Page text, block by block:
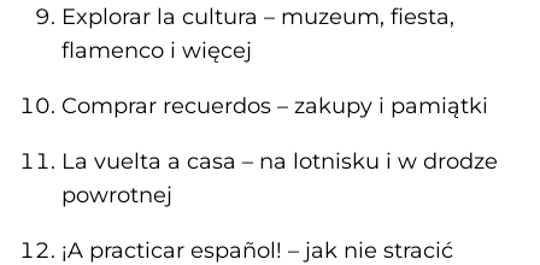
Explorar la cultura – muzeum, fiesta,
flamenco i więcej
Comprar recuerdos – zakupy i pamiątki
La vuelta a casa – na lotnisku i w drodze
powrotnej
¡A practicar español! – jak nie stracić